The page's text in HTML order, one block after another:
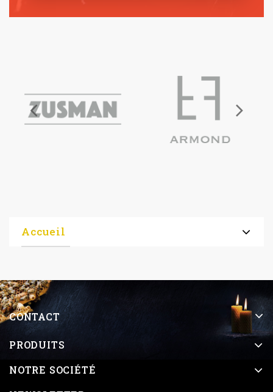
Accueil
CONTACT
PRODUITS
NOTRE SOCIÉTÉ